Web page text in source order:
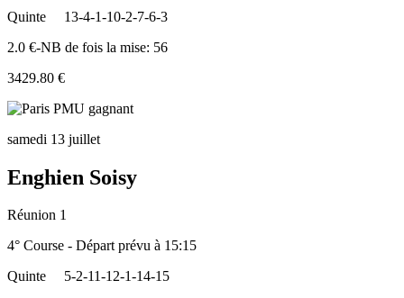
Quinte
13-4-1-10-2-7-6-3
2.0 €-NB de fois la mise: 56
3429.80 €
samedi 13 juillet
Enghien Soisy
Réunion 1
4° Course - Départ prévu à 15:15
Quinte
5-2-11-12-1-14-15